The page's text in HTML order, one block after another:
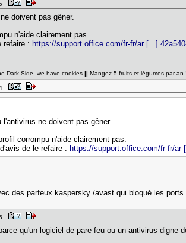
doivent pas gêner.
n'aide clairement pas.
refaire : https://support.office.com/fr-fr/ar [...]
Dark Side, we have cookies||Mangez 5 fruits et légumes par
l'antivirus ne doivent pas gêner.
corrompu n'aide clairement pas.
de le refaire : https://support.office.com/fr-fr/ar
des parfeux kaspersky /avast qui bloqué les
qu'un logiciel de pare feu ou un antivirus digne